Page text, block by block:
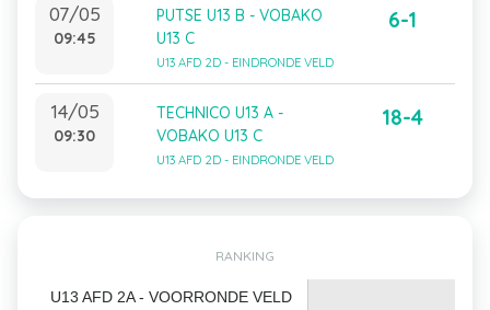
07/05
09:45
PUTSE U13 B - VOBAKO
U13 C
U13 AFD 2D - EINDRONDE VELD
6-1
14/05
09:30
TECHNICO U13 A -
VOBAKO U13 C
U13 AFD 2D - EINDRONDE VELD
18-4
RANKING
U13 AFD 2A - VOORRONDE VELD